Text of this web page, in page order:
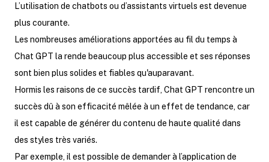
L’utilisation de chatbots ou d’assistants virtuels est devenue
plus courante.
Les nombreuses améliorations apportées au fil du temps à
Chat GPT la rende beaucoup plus accessible et ses réponses
sont bien plus solides et fiables qu'auparavant.
Hormis les raisons de ce succès tardif, Chat GPT rencontre un
succès dû à son efficacité mêlée à un effet de tendance, car
il est capable de générer du contenu de haute qualité dans
des styles très variés.
Par exemple, il est possible de demander à l’application de